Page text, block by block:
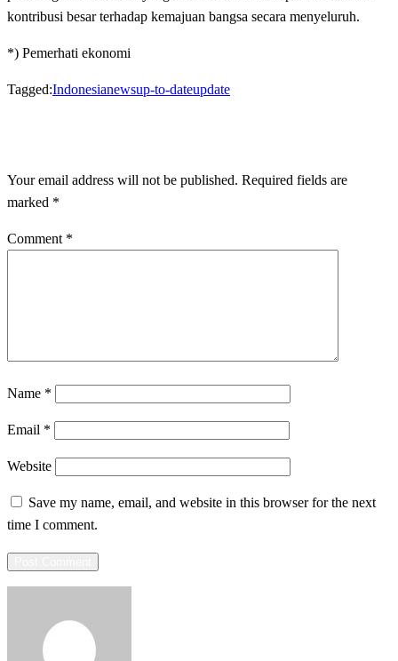
kontribusi besar terhadap kemajuan bangsa secara menyeluruh.
*) Pemerhati ekonomi
Tagged:Indonesianewsup-to-dateupdate
Your email address will not be published. Required fields are
marked *
Comment *
Name *
Email *
Website
Save my name, email, and website in this browser for the next
time I comment.